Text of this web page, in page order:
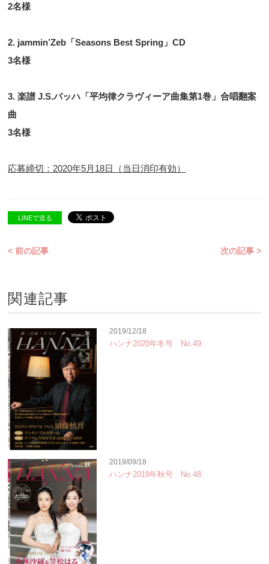
2名様
2. jammin’Zeb「Seasons Best Spring」CD
3名様
3. 楽譜 J.S.バッハ「平均律クラヴィーア曲集第1巻」合唱翻案
曲
3名様
応募締切：2020年5月18日（当日消印有効）
LINEで送る
< 前の記事 次の記事 >
関連記事
2019/12/18
ハンナ2020年冬号 No.49
2019/09/18
ハンナ2019年秋号 No.48